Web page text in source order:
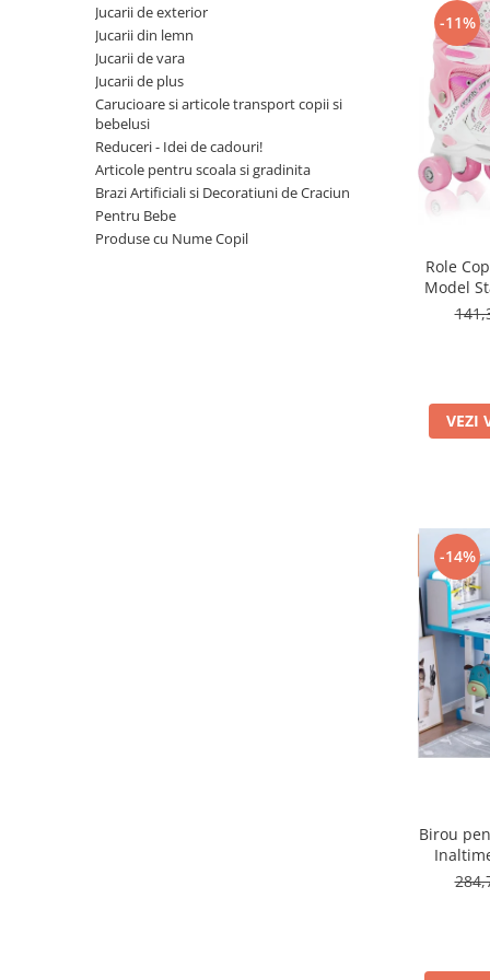
Seturi de constructie
Jucarii vorbarete
Jucarii tip STEM
Jucarii instrumente muzicale
Jucarii baieti
Copii 4 ani+
Copii 5 ani+
Copii 6 ani+
Copii 4 ani+
Copii 5 ani+
Copii 6 ani+
Lenjerii de pat copii si bebe
Mobilier pentru copii
Patuturi copii
Jucarii de plus mici
Jucarii de plus medii
Jucarii de plus mari
Jucarii de exterior
Jucarii din lemn
Jucarii de vara
Jucarii de plus
Carucioare si articole transport copii si
bebelusi
Reduceri - Idei de cadouri!
Articole pentru scoala si gradinita
Brazi Artificiali si Decoratiuni de Craciun
Pentru Bebe
Produse cu Nume Copil
-11%
Role
Model
VEZI
-14%
Birou